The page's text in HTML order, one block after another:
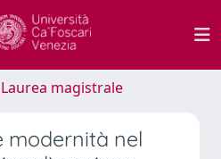
Laurea magistrale
modernità nel